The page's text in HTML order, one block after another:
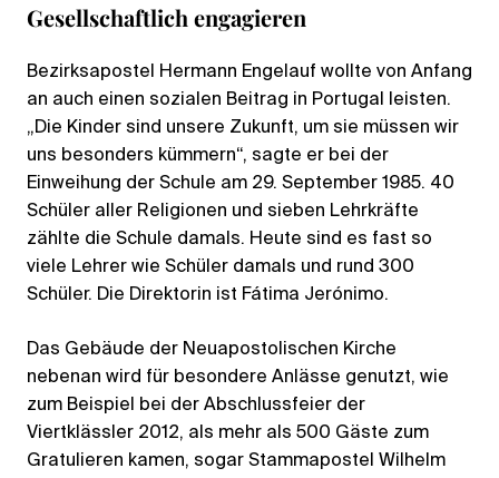
Gesellschaftlich engagieren
Bezirksapostel Hermann Engelauf wollte von Anfang
an auch einen sozialen Beitrag in Portugal leisten.
„Die Kinder sind unsere Zukunft, um sie müssen wir
uns besonders kümmern“, sagte er bei der
Einweihung der Schule am 29. September 1985. 40
Schüler aller Religionen und sieben Lehrkräfte
zählte die Schule damals. Heute sind es fast so
viele Lehrer wie Schüler damals und rund 300
Schüler. Die Direktorin ist Fátima Jerónimo.
Das Gebäude der Neuapostolischen Kirche
nebenan wird für besondere Anlässe genutzt, wie
zum Beispiel bei der Abschlussfeier der
Viertklässler 2012, als mehr als 500 Gäste zum
Gratulieren kamen, sogar Stammapostel Wilhelm